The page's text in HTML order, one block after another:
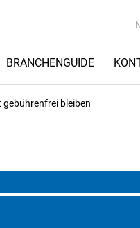
BRANCHENGUIDE
bleiben